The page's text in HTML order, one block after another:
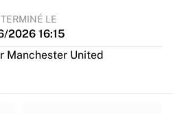
LE
2026 16:15
Manchester United